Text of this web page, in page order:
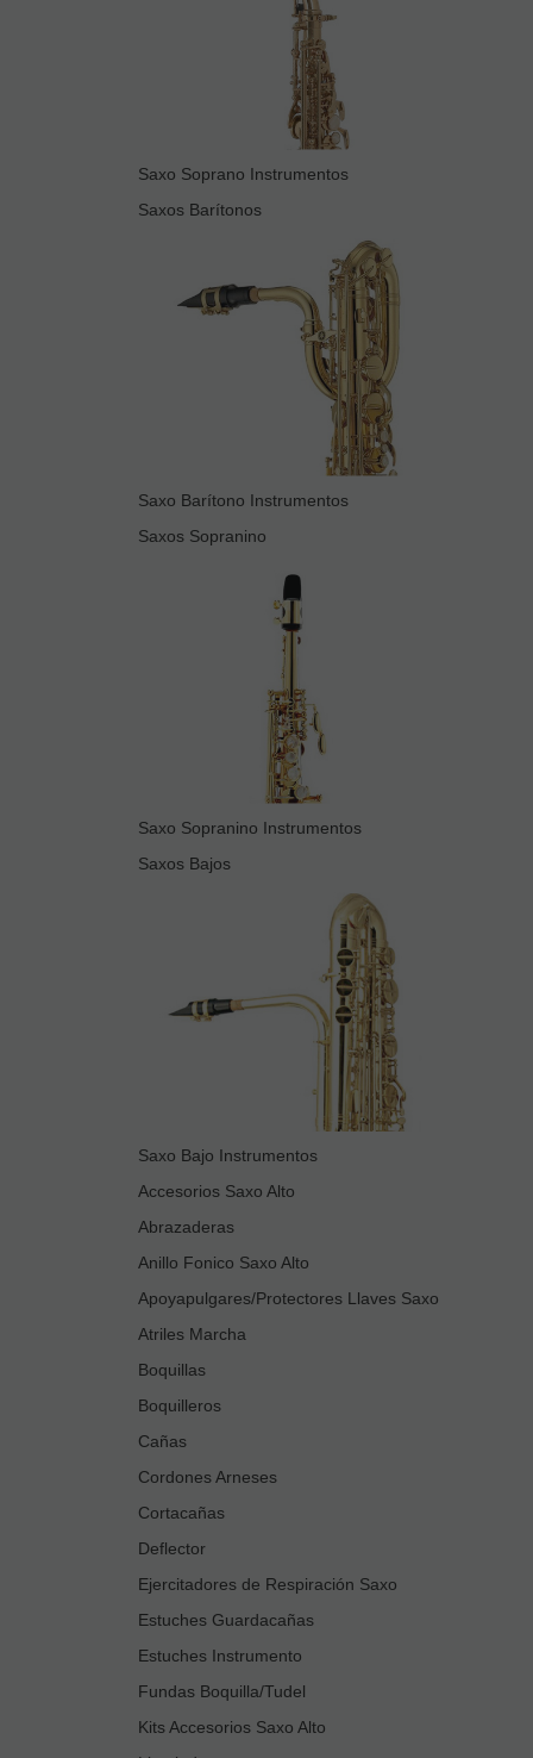
Saxo Soprano Instrumentos
Saxos Barítonos
Saxo Barítono Instrumentos
Saxos Sopranino
Saxo Sopranino Instrumentos
Saxos Bajos
Saxo Bajo Instrumentos
Accesorios Saxo Alto
Abrazaderas
Anillo Fonico Saxo Alto
Apoyapulgares/Protectores Llaves Saxo
Atriles Marcha
Boquillas
Boquilleros
Cañas
Cordones Arneses
Cortacañas
Deflector
Ejercitadores de Respiración Saxo
Estuches Guardacañas
Estuches Instrumento
Fundas Boquilla/Tudel
Kits Accesorios Saxo Alto